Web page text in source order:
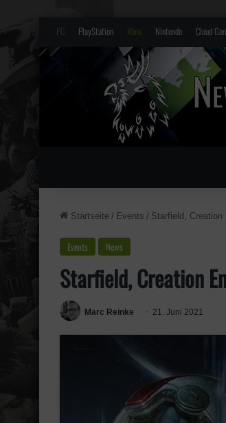
PC PlayStation Xbox Nintendo Cloud
Startseite / Events / Starfield,
Events News
Starfield, Creation
Marc Reinke 21. Juni 2021